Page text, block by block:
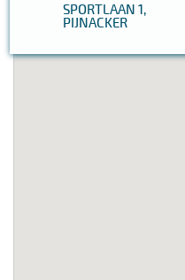
SPORTLAAN 1,
PIJNACKER